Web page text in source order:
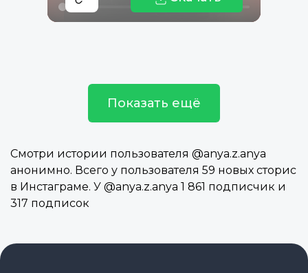
Показать ещё
Смотри истории пользователя @anya.z.anya
анонимно. Всего у пользователя 59 новых сторис
в Инстаграме. У @anya.z.anya 1 861 подписчик и
317 подписок